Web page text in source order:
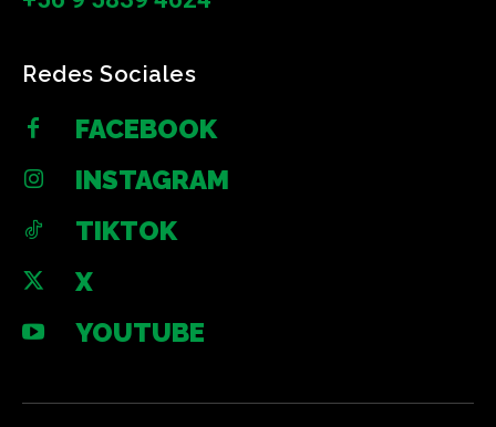
Redes Sociales
FACEBOOK
INSTAGRAM
TIKTOK
X
YOUTUBE